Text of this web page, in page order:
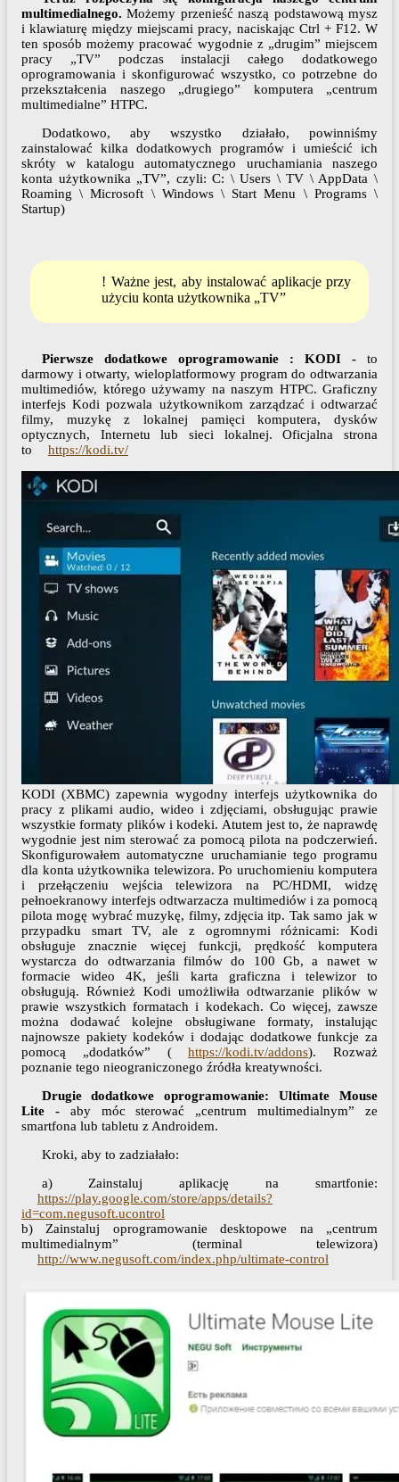
multimedialnego.Możemy przenieść naszą podstawową mysz
i klawiaturę między miejscami pracy, naciskając Ctrl + F12. W
ten sposób możemy pracować wygodnie z „drugim” miejscem
pracy „TV” podczas instalacji całego dodatkowego
oprogramowania i skonfigurować wszystko, co potrzebne do
przekształcenia naszego „drugiego” komputera „centrum
multimedialne” HTPC.
Dodatkowo, aby wszystko działało, powinniśmy
zainstalować kilka dodatkowych programów i umieścić ich
skróty w katalogu automatycznego uruchamiania naszego
konta użytkownika „TV”, czyli: C: \ Users \ TV \ AppData \
Roaming \ Microsoft \ Windows \ Start Menu \ Programs \
Startup)
! Ważne jest, aby instalować aplikacje przy
użyciu konta użytkownika „TV”
Pierwsze dodatkowe oprogramowanie : KODI -to
darmowy i otwarty, wieloplatformowy program do odtwarzania
multimediów, którego używamy na naszym HTPC. Graficzny
interfejs Kodi pozwala użytkownikom zarządzać i odtwarzać
filmy, muzykę z lokalnej pamięci komputera, dysków
optycznych, Internetu lub sieci lokalnej. Oficjalna strona
to
https://kodi.tv/
KODI (XBMC) zapewnia wygodny interfejs użytkownika do
pracy z plikami audio, wideo i zdjęciami, obsługując prawie
wszystkie formaty plików i kodeki. Atutem jest to, że naprawdę
wygodnie jest nim sterować za pomocą pilota na podczerwień.
Skonfigurowałem automatyczne uruchamianie tego programu
dla konta użytkownika telewizora. Po uruchomieniu komputera
i przełączeniu wejścia telewizora na PC/HDMI, widzę
pełnoekranowy interfejs odtwarzacza multimediów i za pomocą
pilota mogę wybrać muzykę, filmy, zdjęcia itp. Tak samo jak w
przypadku smart TV, ale z ogromnymi różnicami: Kodi
obsługuje znacznie więcej funkcji, prędkość komputera
wystarcza do odtwarzania filmów do 100 Gb, a nawet w
formacie wideo 4K, jeśli karta graficzna i telewizor to
obsługują. Również Kodi umożliwiła odtwarzanie plików w
prawie wszystkich formatach i kodekach. Co więcej, zawsze
można dodawać kolejne obsługiwane formaty, instalując
najnowsze pakiety kodeków i dodając dodatkowe funkcje za
pomocą „dodatków” (
https://kodi.tv/addons). Rozważ
poznanie tego nieograniczonego źródła kreatywności.
Drugie dodatkowe oprogramowanie: Ultimate Mouse
Lite - aby móc sterować „centrum multimedialnym” ze
smartfona lub tabletu z Androidem.
Kroki, aby to zadziałało:
a) Zainstaluj aplikację na smartfonie:
https://play.google.com/store/apps/details?
id=com.negusoft.ucontrol
b) Zainstaluj oprogramowanie desktopowe na „centrum
multimedialnym” (terminal telewizora)
http://www.negusoft.com/index.php/ultimate-control